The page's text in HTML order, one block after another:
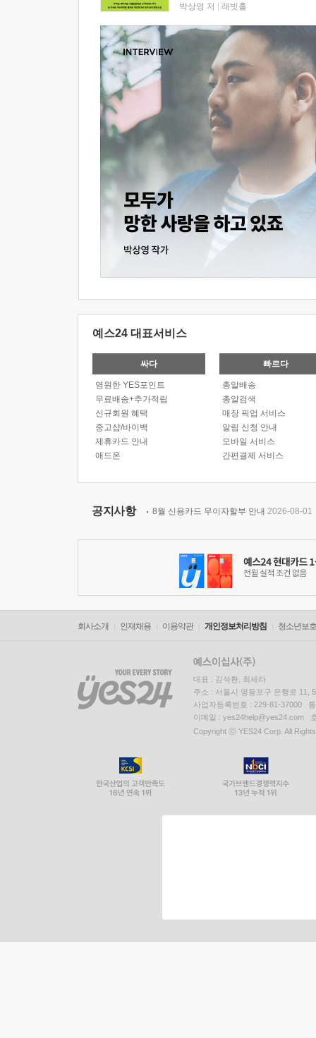
박상영 저 래빗홀
예스24 대표서비스
싸다
영원한 YES포인트
무료배송+추가적립
신규회원 혜택
중고샵/바이백
제휴카드 안내
애드온
빠르다
총알배송
총알검색
매장 픽업 서비스
알림 신청 안내
모바일 서비스
간편결제 서비스
공지사항 8월 신용카드 무이자할부 안내 2026-08-01
회사소개 인재채용 이용약관 개인정보처리방침 청소년보
대표 : 김석환, 최세라
주소 : 서울시 영등포구 은행로 11,
사업자등록번호 : 229-81-37000
이메일 : yes24help@yes24.com
Copyright ⓒ YES24 Corp. All